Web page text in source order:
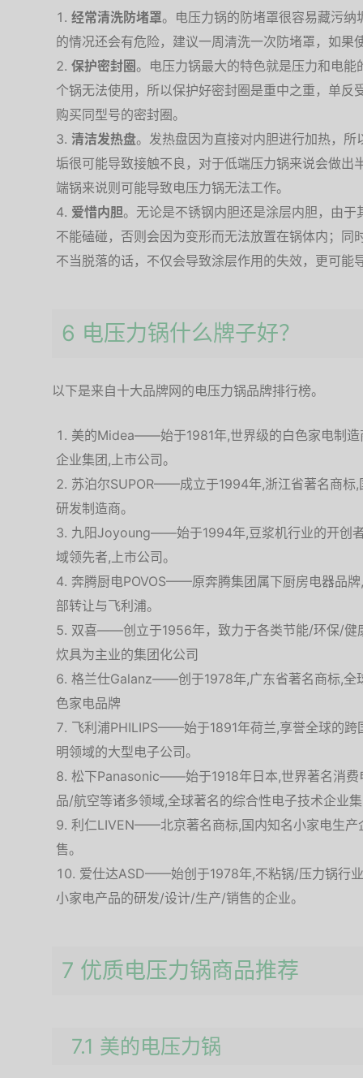
经常清洗防堵罩。电压力锅的防堵罩很容易藏污
的情况还会有危险，建议一周清洗一次防堵罩，如果
保护密封圈。电压力锅最大的特色就是压力和电
个锅无法使用，所以保护好密封圈是重中之重，单反
购买同型号的密封圈。
清洁发热盘。发热盘因为直接对内胆进行加热，
垢很可能导致接触不良，对于低端压力锅来说会做出
端锅来说则可能导致电压力锅无法工作。
爱惜内胆。无论是不锈钢内胆还是涂层内胆，由
不能磕碰，否则会因为变形而无法放置在锅体内；同
不当脱落的话，不仅会导致涂层作用的失效，更可能
6 电压力锅什么牌子好？
以下是来自十大品牌网的电压力锅品牌排行榜。
美的Midea——始于1981年,世界级的白色家电制
企业集团,上市公司。
苏泊尔SUPOR——成立于1994年,浙江省著名商标
研发制造商。
九阳Joyoung——始于1994年,豆浆机行业的开创
域领先者,上市公司。
奔腾厨电POVOS——原奔腾集团属下厨房电器品
部转让与飞利浦。
双喜——创立于1956年，致力于各类节能/环保/健
炊具为主业的集团化公司
格兰仕Galanz——创于1978年,广东省著名商标,全
色家电品牌
飞利浦PHILIPS——始于1891年荷兰,享誉全球的跨
明领域的大型电子公司。
松下Panasonic——始于1918年日本,世界著名消
品/航空等诸多领域,全球著名的综合性电子技术企业
利仁LIVEN——北京著名商标,国内知名小家电生产
售。
爱仕达ASD——始创于1978年,不粘锅/压力锅行
小家电产品的研发/设计/生产/销售的企业。
7 优质电压力锅商品推荐
7.1 美的电压力锅